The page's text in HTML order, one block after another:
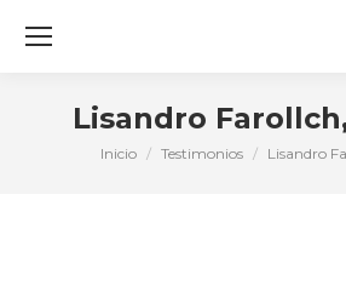
Lisandro
Estás aquí:
Inicio Testimonios Lisandro